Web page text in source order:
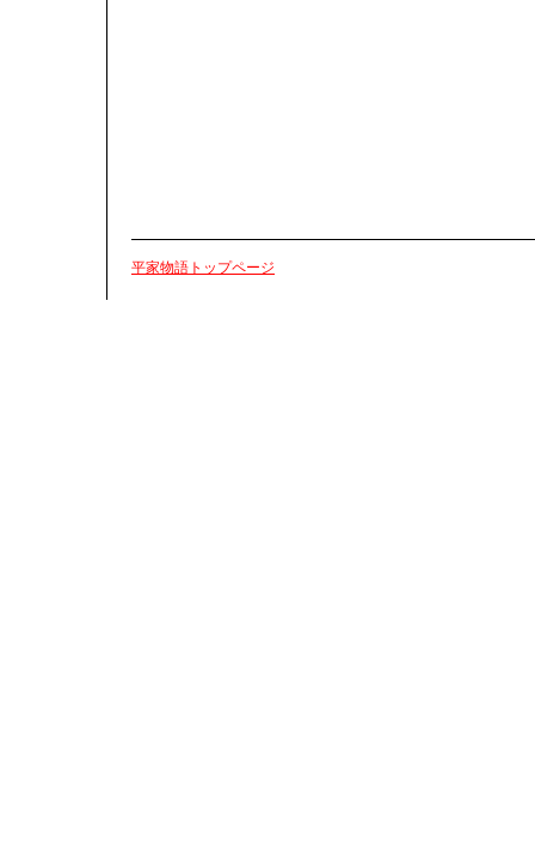
平家物語トップページ